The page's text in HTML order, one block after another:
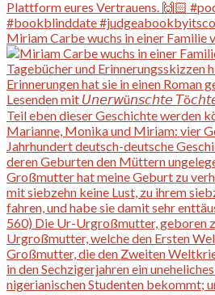
Miriam Carbe wuchs in einer Familie